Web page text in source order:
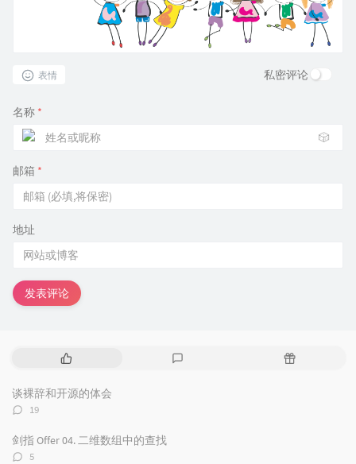
表情 私密评论
名称 *
🎲
邮箱 *
地址
发表评论
热
文
章
随
谈裸辞和开源的体会
评
数：
19
剑指 Offer 04. 二维数组中的查找
评
5